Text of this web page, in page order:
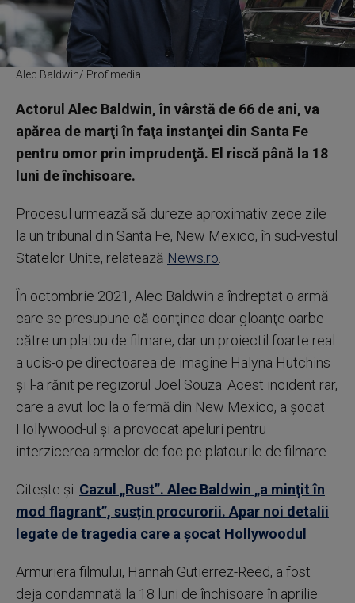
Alec Baldwin/ Profimedia
Actorul Alec Baldwin, în vârstă de 66 de ani, va
apărea de marţi în faţa instanţei din Santa Fe
pentru omor prin imprudenţă. El riscă până la 18
luni de închisoare.
Procesul urmează să dureze aproximativ zece zile
la un tribunal din Santa Fe, New Mexico, în sud-vestul
Statelor Unite, relatează News.ro
În octombrie 2021, Alec Baldwin a îndreptat o armă
care se presupune că conţinea doar gloanţe oarbe
către un platou de filmare, dar un proiectil foarte real
a ucis-o pe directoarea de imagine Halyna Hutchins
şi l-a rănit pe regizorul Joel Souza. Acest incident rar,
care a avut loc la o fermă din New Mexico, a şocat
Hollywood-ul şi a provocat apeluri pentru
interzicerea armelor de foc pe platourile de filmare.
Citește și: Cazul „Rust”. Alec Baldwin „a minţit în
mod flagrant”, susțin procurorii. Apar noi detalii
legate de tragedia care a șocat Hollywoodul
Armuriera filmului, Hannah Gutierrez-Reed, a fost
deja condamnată la 18 luni de închisoare în aprilie